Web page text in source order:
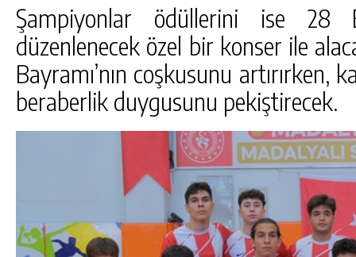
Şampiyonlar ödüllerini ise 28
düzenlenecek özel bir konser ile
Bayramı’nın coşkusunu artırırken,
beraberlik duygusunu pekiştirecek.